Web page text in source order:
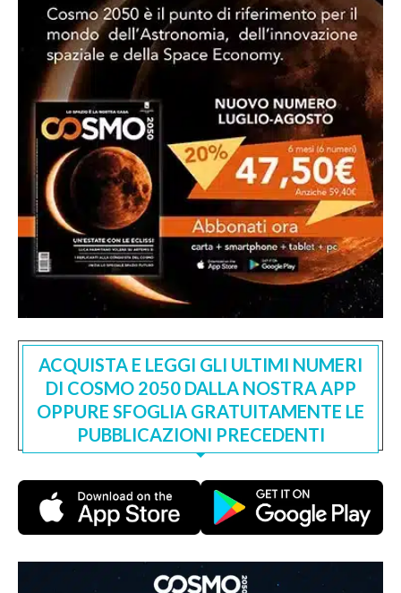
ACQUISTA E LEGGI GLI ULTIMI NUMERI
DI COSMO 2050 DALLA NOSTRA APP
OPPURE SFOGLIA GRATUITAMENTE LE
PUBBLICAZIONI PRECEDENTI